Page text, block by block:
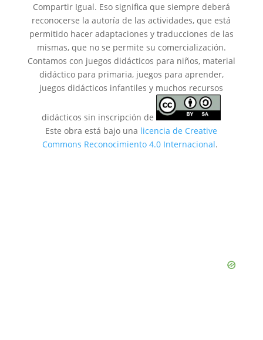
Compartir Igual. Eso significa que siempre deberá
reconocerse la autoría de las actividades, que está
permitido hacer adaptaciones y traducciones de las
mismas, que no se permite su comercialización.
Contamos con juegos didácticos para niños, material
didáctico para primaria, juegos para aprender,
juegos didácticos infantiles y muchos recursos
didácticos sin inscripción de
Este obra está bajo una licencia de Creative
Commons Reconocimiento 4.0 Internacional.